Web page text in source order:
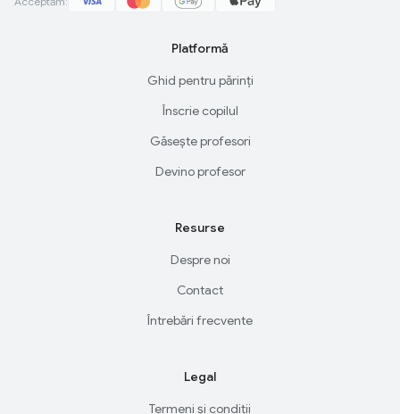
Platformă
Ghid pentru părinți
Înscrie copilul
Găsește profesori
Devino profesor
Resurse
Despre noi
Contact
Întrebări frecvente
Legal
Termeni și condiții